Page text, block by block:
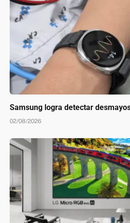
Samsung logra detectar
02/08/2026